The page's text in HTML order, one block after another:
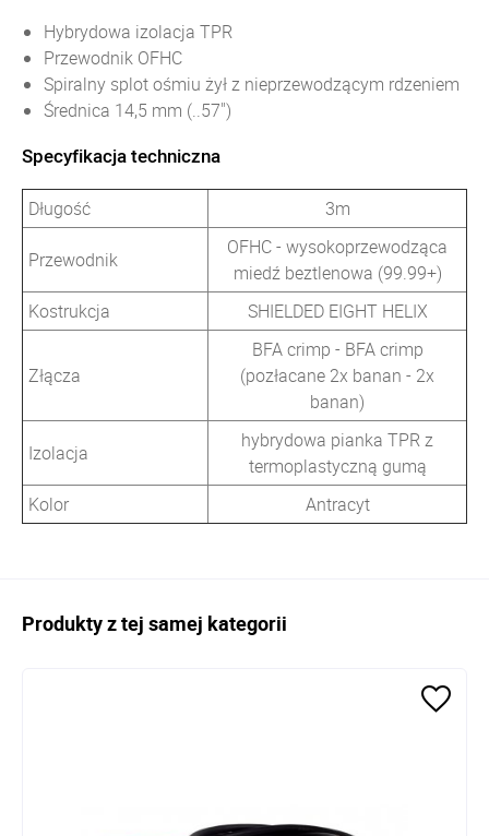
Hybrydowa izolacja TPR
Przewodnik OFHC
Spiralny splot ośmiu żył z nieprzewodzącym rdzeniem
Średnica 14,5 mm (..57")
Specyfikacja techniczna
Długość 3m
Przewodnik
OFHC - wysokoprzewodząca
miedź beztlenowa (99.99+)
Kostrukcja
SHIELDED EIGHT HELIX
Złącza
BFA crimp - BFA crimp
(pozłacane 2x banan - 2x
banan)
Izolacja
hybrydowa pianka TPR z
termoplastyczną gumą
Kolor
Antracyt
Produkty z tej samej kategorii